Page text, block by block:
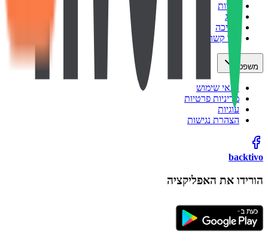
אודות
בלוג
תמיכה
צור קשר
משפטי
תנאי שימוש
מדיניות פרטיות
עוגיות
הצהרת נגישות
backtivo
הורידו את האפליקציה